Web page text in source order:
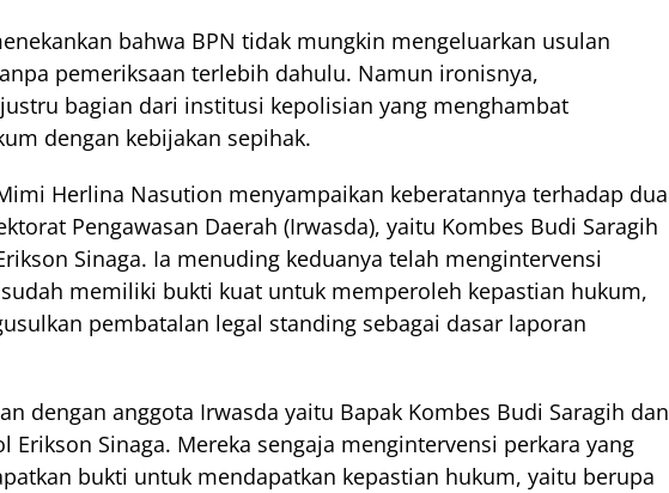
bahwa BPN tidak mungkin mengeluarkan usulan
pemeriksaan terlebih dahulu. Namun ironisnya,
bagian dari institusi kepolisian yang menghambat
dengan kebijakan sepihak.
Herlina Nasution menyampaikan keberatannya terhadap dua
Pengawasan Daerah (Irwasda), yaitu Kombes Budi Saragih
Sinaga. Ia menuding keduanya telah mengintervensi
memiliki bukti kuat untuk memperoleh kepastian hukum,
pembatalan legal standing sebagai dasar laporan
dengan anggota Irwasda yaitu Bapak Kombes Budi Saragih dan
Erikson Sinaga. Mereka sengaja mengintervensi perkara yang
bukti untuk mendapatkan kepastian hukum, yaitu berupa